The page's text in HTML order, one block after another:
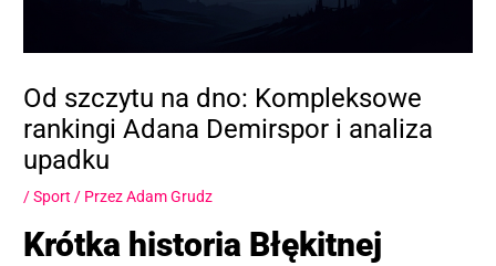
Od szczytu na dno: Kompleksowe
rankingi Adana Demirspor i analiza
upadku
/Sport / PrzezAdam Grudz
Krótka historia Błękitnej